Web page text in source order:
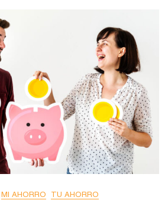
MI AHORRO TU AHORRO